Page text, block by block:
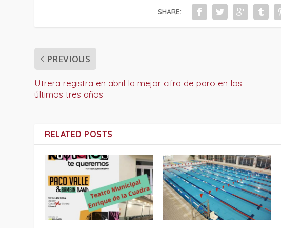
SHARE:
PREVIOUS
Utrera registra en abril la mejor cifra de paro en los
últimos tres años
RELATED POSTS